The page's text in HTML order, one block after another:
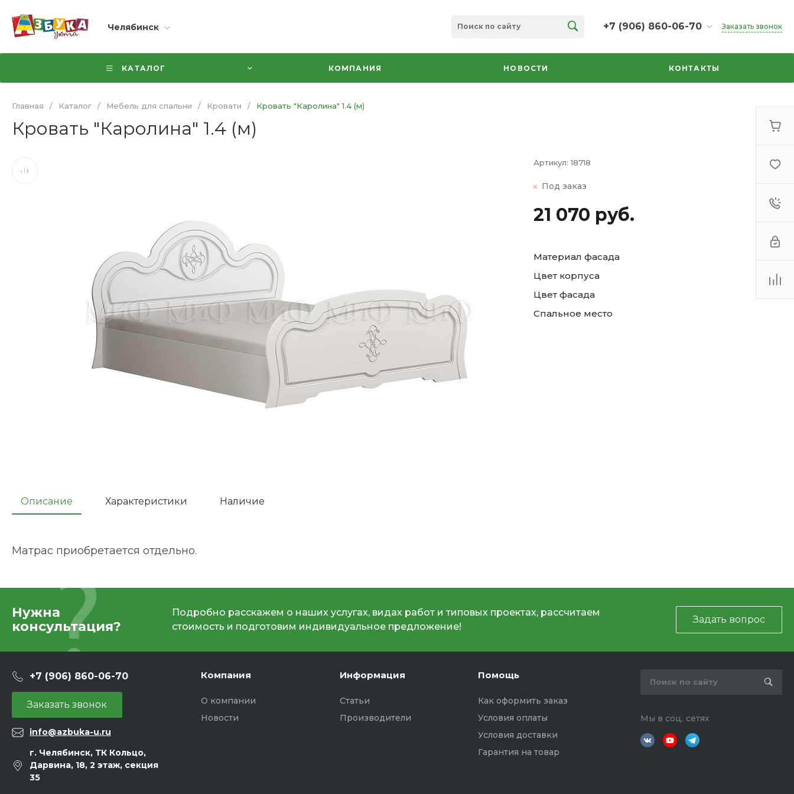
Челябинск +7 (906) 860-06-70
+7 (906) 860-06-70
г. Челябинск, ТК Кольцо,
секция 35
Заказать звонок
КАТАЛОГ КОМПАНИЯ НОВОСТИ КОНТАКТЫ
Главная / Каталог / Мебель для спальни / Кровати / Кровать "Каролина" 1.4 (м)
Кровать "Каролина" 1.4 (м)
Артикул:18718
Под заказ
21 070 руб.
Материал фасада
Цвет корпуса
Цвет фасада
Спальное место
Описание Характеристики Наличие
Матрас приобретается отдельно.
Нужна
консультация?
Подробно расскажем о наших услугах, видах работ и типовых проектах, рассчитаем
стоимость и подготовим индивидуальное предложение!
Задать вопрос
+7 (906) 860-06-70
Заказать звонок
info@azbuka-u.ru
г. Челябинск, ТК Кольцо,
Дарвина, 18, 2 этаж, секция
35
Компания
О компании
Новости
Информация
Статьи
Производители
Помощь
Как оформить заказ
Условия оплаты
Условия доставки
Гарантия на товар
Мы в соц. сетях